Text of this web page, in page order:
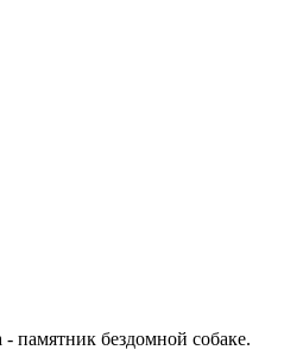
памятник бездомной собаке.